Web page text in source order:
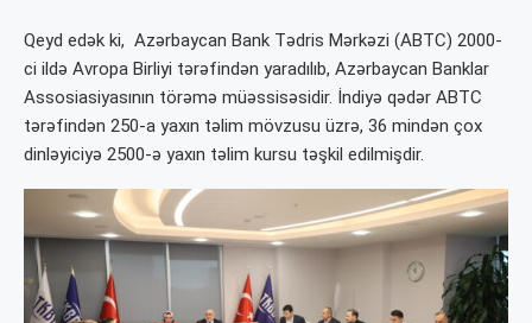
Qeyd edək ki, Azərbaycan Bank Tədris Mərkəzi (ABTC) 2000-
ci ildə Avropa Birliyi tərəfindən yaradılıb, Azərbaycan Banklar
Assosiasiyasının törəmə müəssisəsidir. İndiyə qədər ABTC
tərəfindən 250-a yaxın təlim mövzusu üzrə, 36 mindən çox
dinləyiciyə 2500-ə yaxın təlim kursu təşkil edilmişdir.